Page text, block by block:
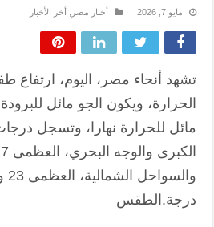
مايو 7, 2026 أخبار مصر أخر الأخبار
تشهد أنحاء مصر، اليوم،
الحرارة، ويكون الجو مائل
مائل للحرارة نهارا، وتسجل
درجة.الطقس